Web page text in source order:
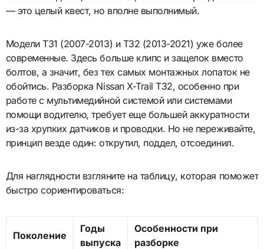
— это целый квест, но вполне выполнимый.
Модели T31 (2007-2013) и T32 (2013-2021) уже более
современные. Здесь больше клипс и защелок вместо
болтов, а значит, без тех самых монтажных лопаток не
обойтись. Разборка Nissan X-Trail T32, особенно при
работе с мультимедийной системой или системами
помощи водителю, требует еще большей аккуратности
из-за хрупких датчиков и проводки. Но не переживайте,
принцип везде один: открутил, поддел, отсоединил.
Для наглядности взгляните на таблицу, которая поможет
быстро сориентироваться:
Поколение
Годы
выпуска
Особенности при
разборке